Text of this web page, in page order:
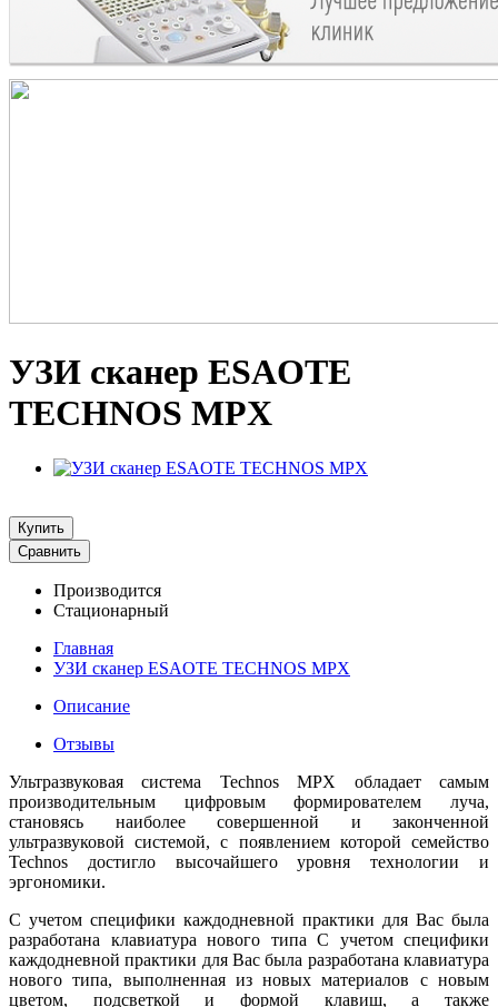
УЗИ сканер ESAOTE
TECHNOS MPX
Купить
Сравнить
Производится
Стационарный
Главная
УЗИ сканер ESAOTE TECHNOS MPX
Описание
Отзывы
Ультразвуковая система Technos MPX обладает самым
производительным цифровым формирователем луча,
становясь наиболее совершенной и законченной
ультразвуковой системой, с появлением которой семейство
Technos достигло высочайшего уровня технологии и
эргономики.
С учетом специфики каждодневной практики для Вас была
разработана клавиатура нового типа С учетом специфики
каждодневной практики для Вас была разработана клавиатура
нового типа, выполненная из новых материалов с новым
цветом, подсветкой и формой клавиш, а также